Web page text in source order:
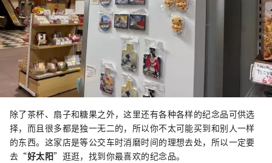
除了茶杯、扇子和糖果之外，这里还有各种各样的纪念品可供选
择，而且很多都是独一无二的，所以你不太可能买到和别人一样
的东西。这家店是等公交车时消磨时间的理想去处，所以一定要
去“好太阳”逛逛，找到你最喜欢的纪念品。